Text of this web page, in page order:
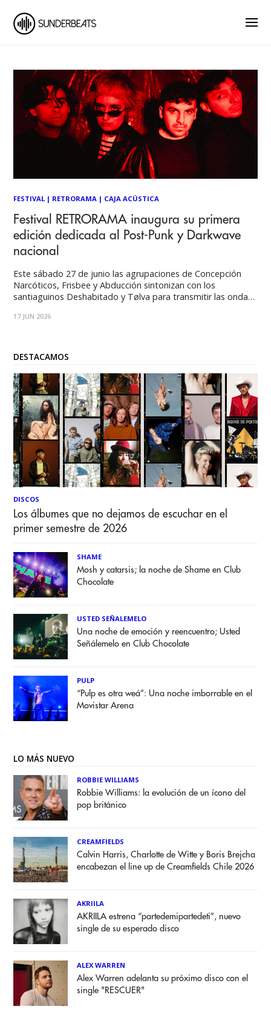
FESTIVAL | RETRORAMA | CAJA ACÚSTICA
Festival RETRORAMA inaugura su primera
edición dedicada al Post-Punk y Darkwave
nacional
Este sábado 27 de junio las agrupaciones de Concepción
Narcóticos, Frisbee y Abducción sintonizan con los
santiaguinos Deshabitado y Tølva para transmitir las ondas
de un encuentro que promete catalizar la escena chilena.
17 JUN 2026
DESTACAMOS
DISCOS
Los álbumes que no dejamos de escuchar en el
primer semestre de 2026
SHAME
Mosh y catarsis; la noche de Shame en Club
Chocolate
USTED SEÑALEMELO
Una noche de emoción y reencuentro; Usted
Señálemelo en Club Chocolate
PULP
“Pulp es otra weá”: Una noche imborrable en el
Movistar Arena
LO MÁS NUEVO
ROBBIE WILLIAMS
Robbie Williams: la evolución de un ícono del
pop británico
CREAMFIELDS
Calvin Harris, Charlotte de Witte y Boris Brejcha
encabezan el line up de Creamfields Chile 2026
AKRIILA
AKRIILA estrena “partedemipartedeti”, nuevo
single de su esperado disco
ALEX WARREN
Alex Warren adelanta su próximo disco con el
single "RESCUER"